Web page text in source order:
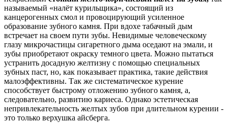
называемый «налёт курильщика», состоящий из
канцерогенных смол и провоцирующий усиленное
образование зубного камня. При вдохе табачный дым
встречает на своем пути зубы. Невидимые человеческому
глазу микрочастицы сигаретного дыма оседают на эмали, и
зубы приобретают окраску темного цвета. Можно пытаться
устранить досадную желтизну с помощью специальных
зубных паст, но, как показывает практика, такие действия
малоэффективны. Так же систематическое курение
способствует быстрому отложению зубного камня, а,
следовательно, развитию кариеса. Однако эстетическая
непривлекательность желтых зубов при длительном курении -
это только верхушка айсберга.